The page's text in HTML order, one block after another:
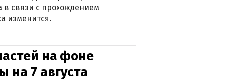
в связи с прохождением
изменится.
на фоне
на 7 августа